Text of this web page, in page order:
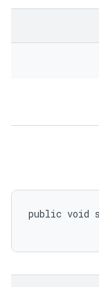
public void